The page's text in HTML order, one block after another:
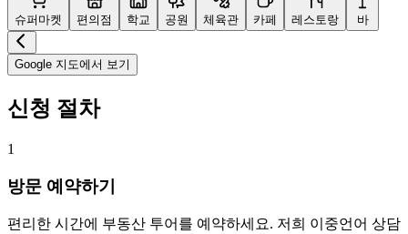
슈퍼마켓 편의점 학교 공원 체육관 카페 레스토랑 바
Google 지도에서 보기
신청 절차
1
방문 예약하기
편리한 시간에 부동산 투어를 예약하세요. 저희 이중언어 상담